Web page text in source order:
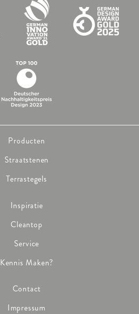
Producten
Straatstenen
Terrastegels
Inspiratie
Cleantop
Service
Kennis Maken?
Contact
Impressum